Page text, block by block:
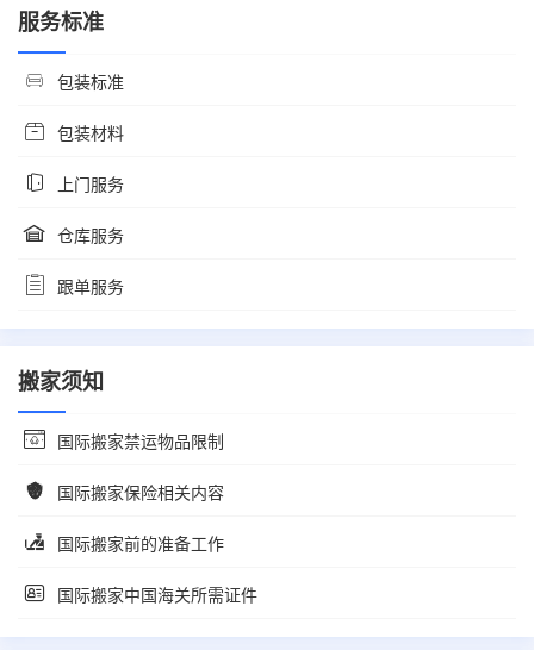
服务标准
包装标准
包装材料
上门服务
仓库服务
跟单服务
搬家须知
国际搬家禁运物品限制
国际搬家保险相关内容
国际搬家前的准备工作
国际搬家中国海关所需证件